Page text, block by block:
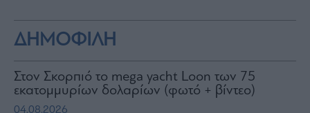
ΔΗΜΟΦΙΛΗ
Στον Σκορπιό το mega yacht Loon των 75
εκατομμυρίων δολαρίων (φωτό + βίντεο)
04.08.2026